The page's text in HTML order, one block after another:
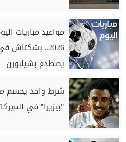
2026..
يصطدم بشيلبورن
شرط واحد يحسم
"بيزيرا" في